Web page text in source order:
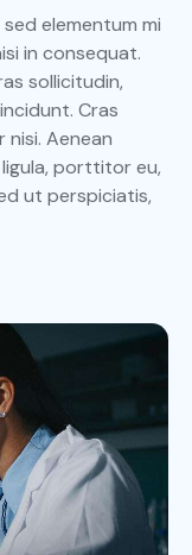
elementum mi
in consequat.
sollicitudin,
Cras
nisi. Aenean
porttitor eu,
ut perspiciatis,